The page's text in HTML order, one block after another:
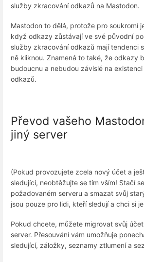
služby zkracování odkazů na Mastodon.
Mastodon to dělá, protože pro soukromí
když odkazy zůstávají ve své původní
služby zkracování odkazů mají tendenci
ně kliknou. Znamená to také, že odkazy
budoucnu a nebudou závislé na
odkazů.
Převod vašeho
jiný server
(Pokud provozujete zcela nový účet a
sledující, neobtěžujte se tím vším! Stačí
požadovaném serveru a smazat svůj
jsou pouze pro lidi, kteří sledují a chci si
Pokud chcete, můžete migrovat svůj
server. Přesouvání vám umožňuje
sledující, záložky, seznamy ztlumení a